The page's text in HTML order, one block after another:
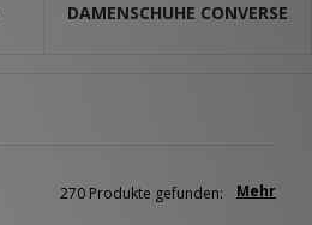
DAMENSCHUHE CONVERSE
Mehr
270 Produkte gefunden: